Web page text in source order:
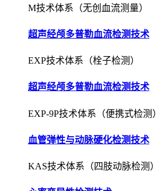
M技术体系（无创血流测量）
超声经颅多普勒血流检测技术
EXP技术体系（栓子检测）
超声经颅多普勒血流检测技术
EXP-9P技术体系（便携式检测）
血管弹性与动脉硬化检测技术
KAS技术体系（四肢动脉检测）